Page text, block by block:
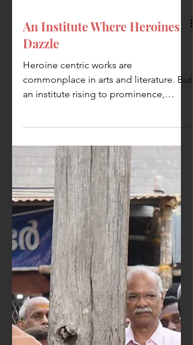
An Institute Where Heroines
Dazzle
Heroine centric works are
commonplace in arts and literature. But
an institute rising to prominence,
courtesy its heroines is a unique...